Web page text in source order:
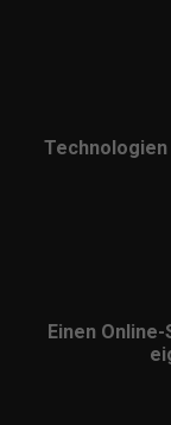
Einen